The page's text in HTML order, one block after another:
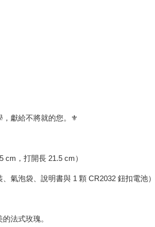
，獻給不將就的您。⚜️
cm，打開長 21.5 cm）
氣泡袋、說明書與 1 顆 CR2032 鈕扣電池）
法式玫瑰。